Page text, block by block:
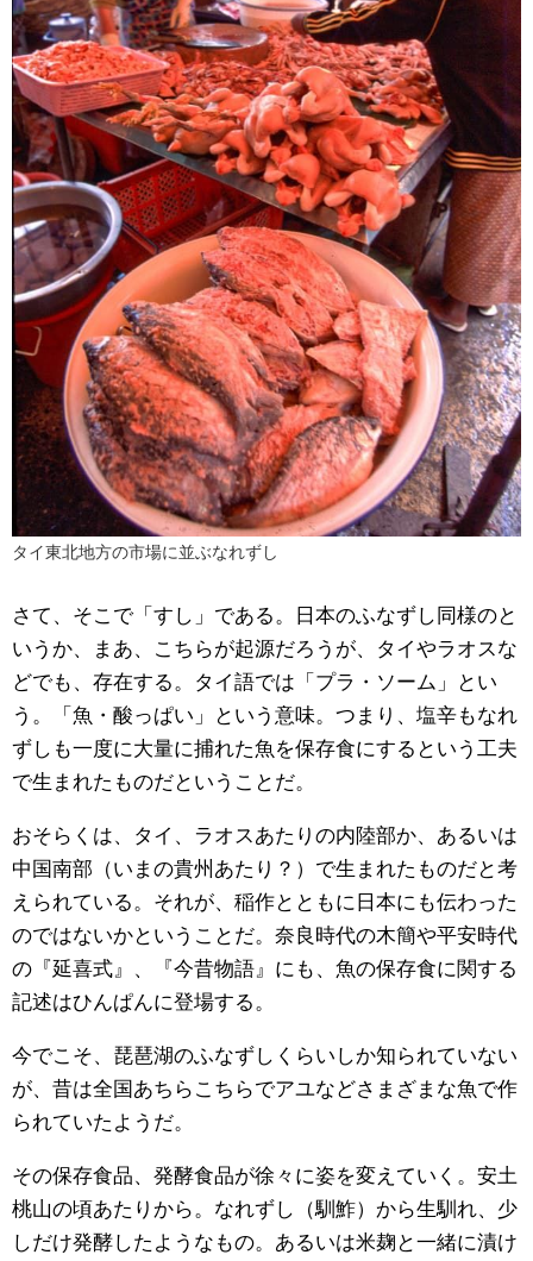
タイ東北地方の市場に並ぶなれずし
さて、そこで「すし」である。日本のふなずし同様のと
いうか、まあ、こちらが起源だろうが、タイやラオスな
どでも、存在する。タイ語では「プラ・ソーム」とい
う。「魚・酸っぱい」という意味。つまり、塩辛もなれ
ずしも一度に大量に捕れた魚を保存食にするという工夫
で生まれたものだということだ。
おそらくは、タイ、ラオスあたりの内陸部か、あるいは
中国南部（いまの貴州あたり？）で生まれたものだと考
えられている。それが、稲作とともに日本にも伝わった
のではないかということだ。奈良時代の木簡や平安時代
の『延喜式』、『今昔物語』にも、魚の保存食に関する
記述はひんぱんに登場する。
今でこそ、琵琶湖のふなずしくらいしか知られていない
が、昔は全国あちらこちらでアユなどさまざまな魚で作
られていたようだ。
その保存食品、発酵食品が徐々に姿を変えていく。安土
桃山の頃あたりから。なれずし（馴鮓）から生馴れ、少
しだけ発酵したようなもの。あるいは米麹と一緒に漬け